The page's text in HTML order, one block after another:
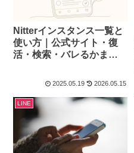
Nitterインスタンス一覧と
使い方｜公式サイト・復
活・検索・バレるかまで
2025.05.19 2026.05.15
LINE